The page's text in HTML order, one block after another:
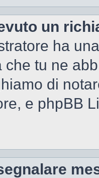
un
ha
che tu ne
di
e phpBB